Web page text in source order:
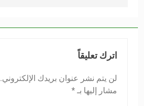
اترك تعليقاً
لن يتم نشر عنوان بريدك الإلكتروني.
مشار إليها بـ *